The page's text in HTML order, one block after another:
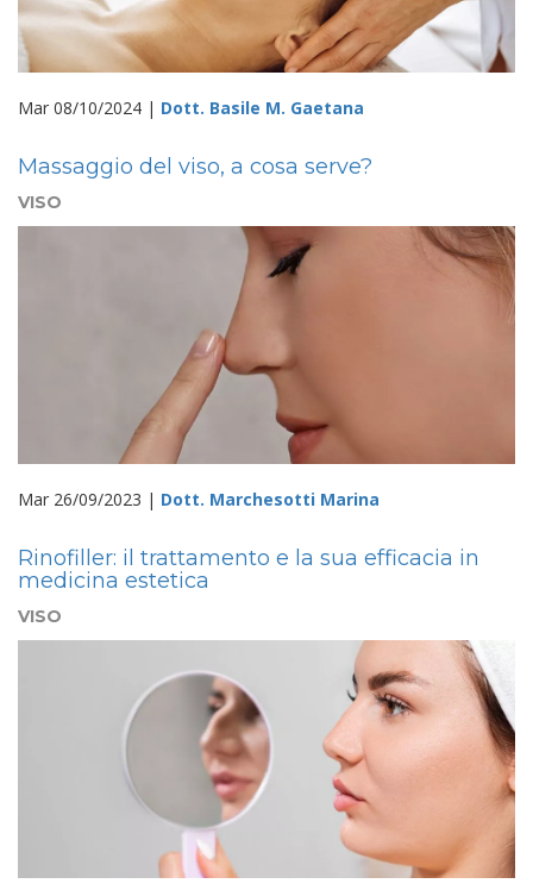
Mar 08/10/2024 | Dott. Basile M. Gaetana
Massaggio del viso, a cosa serve?
VISO
Mar 26/09/2023 | Dott. Marchesotti Marina
Rinofiller: il trattamento e la sua efficacia in
medicina estetica
VISO